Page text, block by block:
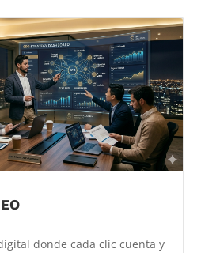
donde cada clic cuenta y